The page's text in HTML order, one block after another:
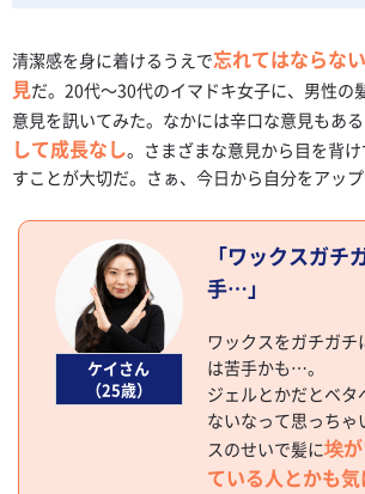
清潔感を身に着けるうえで忘れてはならな
見だ。20代～30代のイマドキ女子に、男性の
意見を訊いてみた。なかには辛口な意見もある
して成長なし。さまざまな意見から目を背
すことが大切だ。さぁ、今日から自分をアッ
ケイさん
（25歳）
「ワックスガチ
手…」
ワックスをガチガチ
は苦手かも…。
ジェルとかだとベタ
ないなって思っちゃ
スのせいで髪に埃
ている人とかも気